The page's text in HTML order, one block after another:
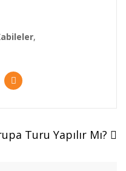
,
Turu Yapılır Mı?